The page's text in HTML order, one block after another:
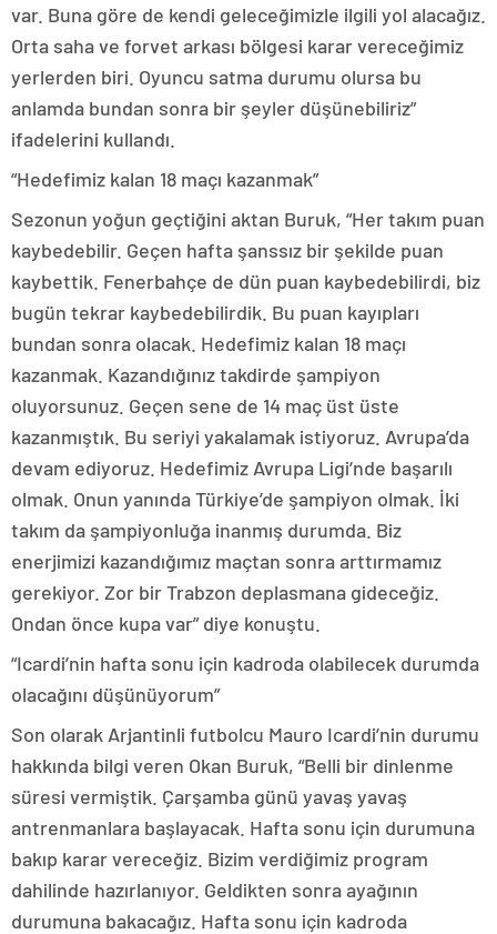
var. Buna göre de kendi geleceğimizle ilgili yol alacağız.
Orta saha ve forvet arkası bölgesi karar vereceğimiz
yerlerden biri. Oyuncu satma durumu olursa bu
anlamda bundan sonra bir şeyler düşünebiliriz”
ifadelerini kullandı.
“Hedefimiz kalan 18 maçı kazanmak”
Sezonun yoğun geçtiğini aktan Buruk, “Her takım puan
kaybedebilir. Geçen hafta şanssız bir şekilde puan
kaybettik. Fenerbahçe de dün puan kaybedebilirdi, biz
bugün tekrar kaybedebilirdik. Bu puan kayıpları
bundan sonra olacak. Hedefimiz kalan 18 maçı
kazanmak. Kazandığınız takdirde şampiyon
oluyorsunuz. Geçen sene de 14 maç üst üste
kazanmıştık. Bu seriyi yakalamak istiyoruz. Avrupa’da
devam ediyoruz. Hedefimiz Avrupa Ligi’nde başarılı
olmak. Onun yanında Türkiye’de şampiyon olmak. İki
takım da şampiyonluğa inanmış durumda. Biz
enerjimizi kazandığımız maçtan sonra arttırmamız
gerekiyor. Zor bir Trabzon deplasmana gideceğiz.
Ondan önce kupa var” diye konuştu.
“Icardi’nin hafta sonu için kadroda olabilecek durumda
olacağını düşünüyorum”
Son olarak Arjantinli futbolcu Mauro Icardi’nin durumu
hakkında bilgi veren Okan Buruk, “Belli bir dinlenme
süresi vermiştik. Çarşamba günü yavaş yavaş
antrenmanlara başlayacak. Hafta sonu için durumuna
bakıp karar vereceğiz. Bizim verdiğimiz program
dahilinde hazırlanıyor. Geldikten sonra ayağının
durumuna bakacağız. Hafta sonu için kadroda